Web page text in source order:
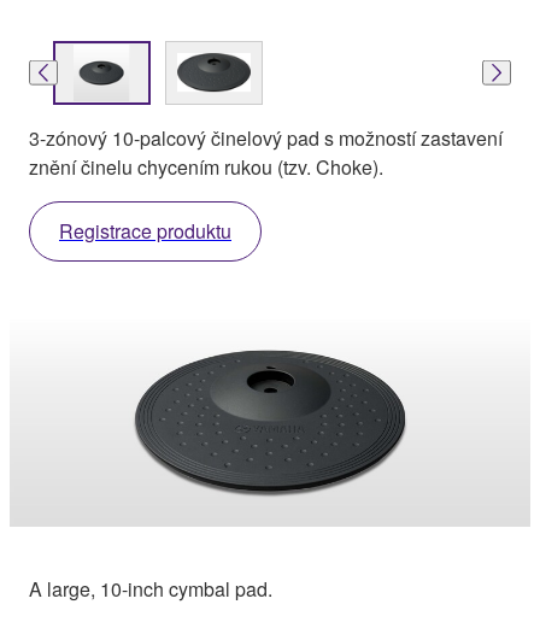
3-zónový 10-palcový činelový pad s možností zastavení
znění činelu chycením rukou (tzv. Choke).
Registrace produktu
A large, 10-inch cymbal pad.